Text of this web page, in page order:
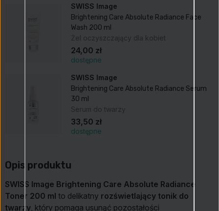
Opis produktu
SWISS Image Brightening Care Absolute Radiance
Toner 200 ml to delikatny rozświetlający tonik do
twarzy , który pomaga usunąć pozostałości
SWISS Image
Brightening Care Absolute Radiance Face
Wash 200 ml
Żel oczyszczający dla kobiet
24,00 zł
dostępne
SWISS Image
Brightening Care Absolute Radiance Serum
30 ml
Serum do twarzy
33,50 zł
dostępne